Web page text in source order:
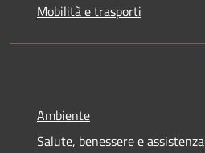
Mobilità e trasporti
Ambiente
Salute, benessere e assistenza